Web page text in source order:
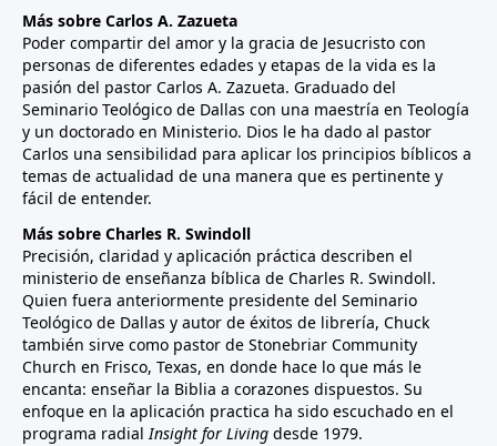
Más sobre Carlos A. Zazueta
Poder compartir del amor y la gracia de Jesucristo con
personas de diferentes edades y etapas de la vida es la
pasión del pastor Carlos A. Zazueta. Graduado del
Seminario Teológico de Dallas con una maestría en Teología
y un doctorado en Ministerio. Dios le ha dado al pastor
Carlos una sensibilidad para aplicar los principios bíblicos a
temas de actualidad de una manera que es pertinente y
fácil de entender.
Más sobre Charles R. Swindoll
Precisión, claridad y aplicación práctica describen el
ministerio de enseñanza bíblica de Charles R. Swindoll.
Quien fuera anteriormente presidente del Seminario
Teológico de Dallas y autor de éxitos de librería, Chuck
también sirve como pastor de Stonebriar Community
Church en Frisco, Texas, en donde hace lo que más le
encanta: enseñar la Biblia a corazones dispuestos. Su
enfoque en la aplicación practica ha sido escuchado en el
programa radialInsight for Living desde 1979.